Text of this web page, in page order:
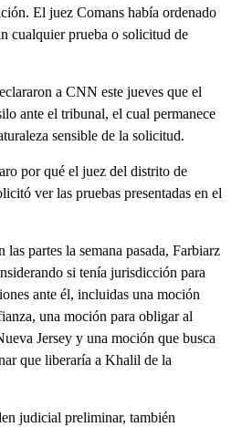
El juez Comans había ordenado
cualquier prueba o solicitud de
a CNN este jueves que el
ante el tribunal, el cual permanece
sensible de la solicitud.
por qué el juez del distrito de
ver las pruebas presentadas en el
partes la semana pasada, Farbiarz
si tenía jurisdicción para
ante él, incluidas una moción
una moción para obligar al
Jersey y una moción que busca
que liberaría a Khalil de la
judicial preliminar, también